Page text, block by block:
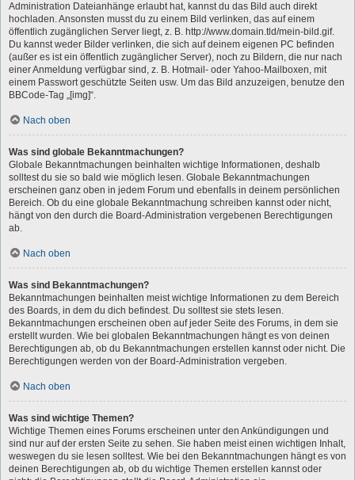
Administration Dateianhänge erlaubt hat, kannst du das Bild auch direkt
hochladen. Ansonsten musst du zu einem Bild verlinken, das auf einem
öffentlich zugänglichen Server liegt, z. B. http://www.domain.tld/mein-bild.gif.
Du kannst weder Bilder verlinken, die sich auf deinem eigenen PC befinden
(außer es ist ein öffentlich zugänglicher Server), noch zu Bildern, die nur nach
einer Anmeldung verfügbar sind, z. B. Hotmail- oder Yahoo-Mailboxen, mit
einem Passwort geschützte Seiten usw. Um das Bild anzuzeigen, benutze den
BBCode-Tag „[img]“.
Nach oben
Was sind globale Bekanntmachungen?
Globale Bekanntmachungen beinhalten wichtige Informationen, deshalb
solltest du sie so bald wie möglich lesen. Globale Bekanntmachungen
erscheinen ganz oben in jedem Forum und ebenfalls in deinem persönlichen
Bereich. Ob du eine globale Bekanntmachung schreiben kannst oder nicht,
hängt von den durch die Board-Administration vergebenen Berechtigungen
ab.
Nach oben
Was sind Bekanntmachungen?
Bekanntmachungen beinhalten meist wichtige Informationen zu dem Bereich
des Boards, in dem du dich befindest. Du solltest sie stets lesen.
Bekanntmachungen erscheinen oben auf jeder Seite des Forums, in dem sie
erstellt wurden. Wie bei globalen Bekanntmachungen hängt es von deinen
Berechtigungen ab, ob du Bekanntmachungen erstellen kannst oder nicht. Die
Berechtigungen werden von der Board-Administration vergeben.
Nach oben
Was sind wichtige Themen?
Wichtige Themen eines Forums erscheinen unter den Ankündigungen und
sind nur auf der ersten Seite zu sehen. Sie haben meist einen wichtigen Inhalt,
weswegen du sie lesen solltest. Wie bei den Bekanntmachungen hängt es von
deinen Berechtigungen ab, ob du wichtige Themen erstellen kannst oder